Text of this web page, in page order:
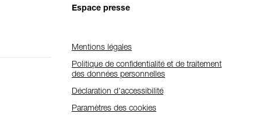
Espace presse
Mentions légales
Politique de confidentialité et de traitement
des données personnelles
Déclaration d'accessibilité
Paramètres des cookies